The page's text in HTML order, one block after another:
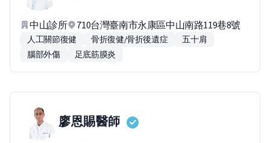
中山診所 710台灣臺南市永康區中山南路119巷8號
人工關節復健 骨折復健/骨折後遺症
五十肩
腦部外傷
足底筋膜炎
廖恩賜醫師